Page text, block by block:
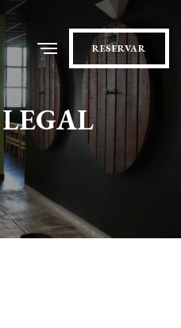
RESERVAR